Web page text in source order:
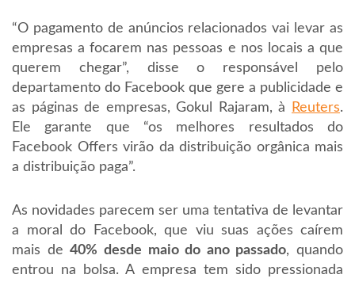
“O pagamento de anúncios relacionados vai levar as
empresas a focarem nas pessoas e nos locais a que
querem chegar”, disse o responsável pelo
departamento do Facebook que gere a publicidade e
as páginas de empresas, Gokul Rajaram, à
Reuters.
Ele garante que “os melhores resultados do
Facebook Offers virão da distribuição orgânica mais
a distribuição paga”.
As novidades parecem ser uma tentativa de levantar
a moral do Facebook, que viu suas ações caírem
mais de40% desde maio do ano passado, quando
entrou na bolsa. A empresa tem sido pressionada